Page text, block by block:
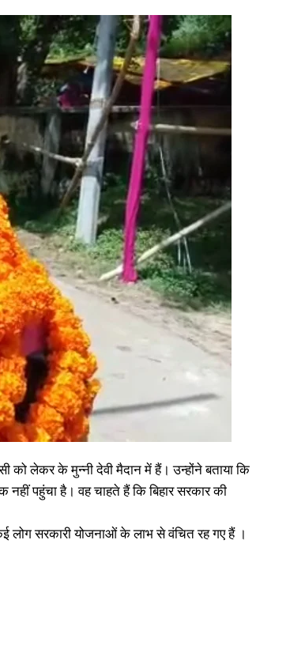
को लेकर के मुन्नी देवी मैदान में हैं। उन्होंने बताया कि
पहुंचा है। वह चाहते हैं कि बिहार सरकार की
लोग सरकारी योजनाओं के लाभ से वंचित रह गए हैं ।